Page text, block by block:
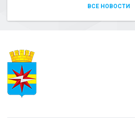
ВСЕ НОВОСТИ